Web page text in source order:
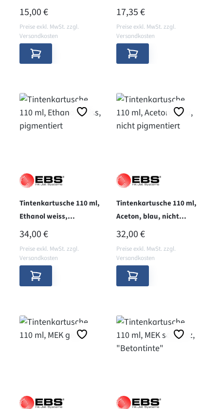
REGULÄRER PREIS:
15,00 €
Preise exkl. MwSt. zzgl.
Versandkosten
REGULÄRER PREIS:
17,35 €
Preise exkl. MwSt. zzgl.
Versandkosten
Tintenkartusche 110 ml,
Ethanol weiss,
pigmentiert
REGULÄRER PREIS:
34,00 €
Preise exkl. MwSt. zzgl.
Versandkosten
Tintenkartusche 110 ml,
Aceton, blau, nicht
pigmentiert
REGULÄRER PREIS:
32,00 €
Preise exkl. MwSt. zzgl.
Versandkosten